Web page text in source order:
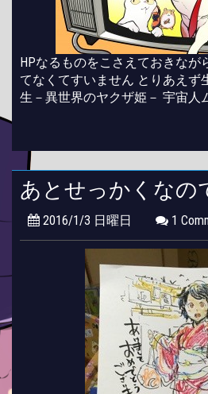
HPなるものをこさえておきなが
てなくてすいません とりあえず
生－異世界のヤクザ姫－ 宇宙人
あとせっかくなの
2016/1/3 日曜日 1